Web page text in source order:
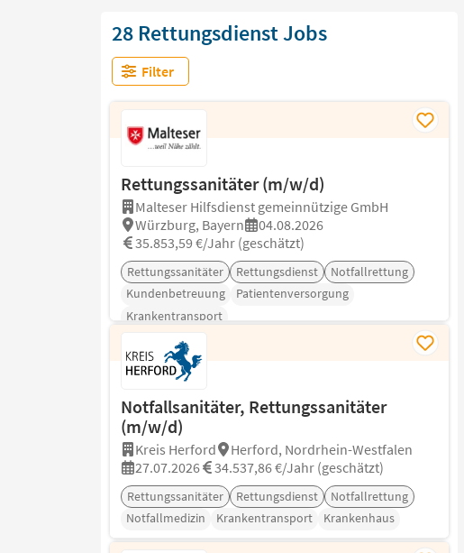
28 Rettungsdienst Jobs
Filter
Rettungssanitäter (m/w/d)
Malteser Hilfsdienst gemeinnützige GmbH
Würzburg, Bayern
04.08.2026
35.853,59 €/Jahr (geschätzt)
Rettungssanitäter Rettungsdienst
Notfallrettung
Kundenbetreuung
Patientenversorgung
Krankentransport
Notfallsanitäter, Rettungssanitäter
(m/w/d)
Kreis Herford
Herford, Nordrhein-Westfalen
27.07.2026
34.537,86 €/Jahr (geschätzt)
Rettungssanitäter Rettungsdienst
Notfallrettung
Notfallmedizin
Krankentransport Krankenhaus